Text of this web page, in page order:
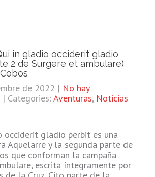
in gladio occiderit gladio
2 de Surgere et ambulare)
de 2022 | No hay
| Categories:Aventuras, Noticias
occiderit gladio perbit es una
Aquelarre y la segunda parte de
que conforman la campaña
escrita íntegramente por